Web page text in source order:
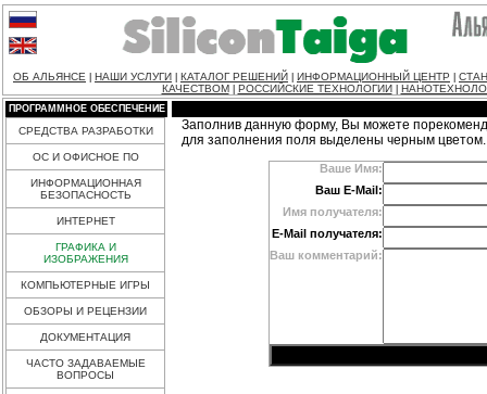
ОБ АЛЬЯНСЕ НАШИ УСЛУГИ КАТАЛОГ РЕШЕНИЙ ИНФОРМАЦИОННЫЙ ЦЕНТР
КАЧЕСТВОМ
РОССИЙСКИЕ ТЕХНОЛОГИИ
ПРОГРАММНОЕ ОБЕСПЕЧЕНИЕ
СРЕДСТВА РАЗРАБОТКИ
ОС И ОФИСНОЕ ПО
ИНФОРМАЦИОННАЯ
БЕЗОПАСНОСТЬ
ИНТЕРНЕТ
ГРАФИКА И
ИЗОБРАЖЕНИЯ
КОМПЬЮТЕРНЫЕ ИГРЫ
ОБЗОРЫ И РЕЦЕНЗИИ
ДОКУМЕНТАЦИЯ
ЧАСТО ЗАДАВАЕМЫЕ
ВОПРОСЫ
Заполнив данную форму, Вы можете
для заполнения поля выделены черным цветом.
Ваше Имя:
Ваш E-Mail:
Имя получателя:
E-Mail получателя:
Ваш комментарий: